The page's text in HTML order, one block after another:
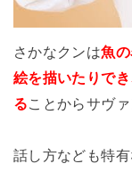
さかなクンは魚
絵を描いたりで
ることからサヴ
話し方なども特